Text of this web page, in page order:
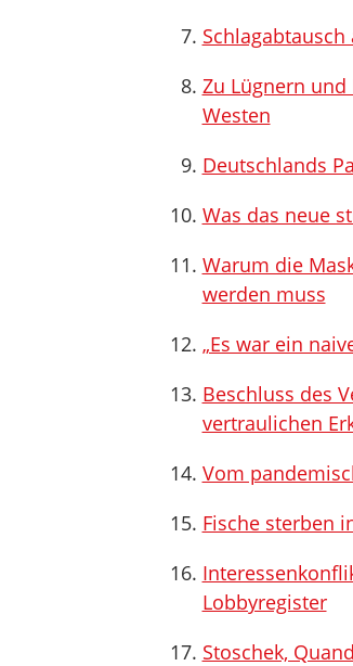
Schlagabtausch
Zu Lügnern
Westen
Deutschlands
Was das neue
Warum die
werden muss
„Es war ein
Beschluss des
vertraulichen
Vom
Fische sterben
Lobbyregister
Stoschek,